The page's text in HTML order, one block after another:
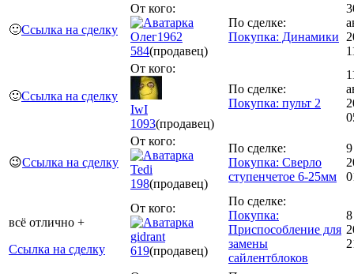
🙂Ссылка на сделку
От кого:
Олег1962
584(продавец)
По сделке:
Покупка: Динамики
🙂Ссылка на сделку
От кого:
IwI
1093(продавец)
По сделке:
Покупка: пульт 2
😉Ссылка на сделку
От кого:
Tedi
198(продавец)
По сделке:
Покупка: Сверло
ступенчетое 6-25мм
всё отлично +
Ссылка на сделку
От кого:
gidrant
619(продавец)
По сделке:
Покупка:
Приспособление для
замены
сайлентблоков